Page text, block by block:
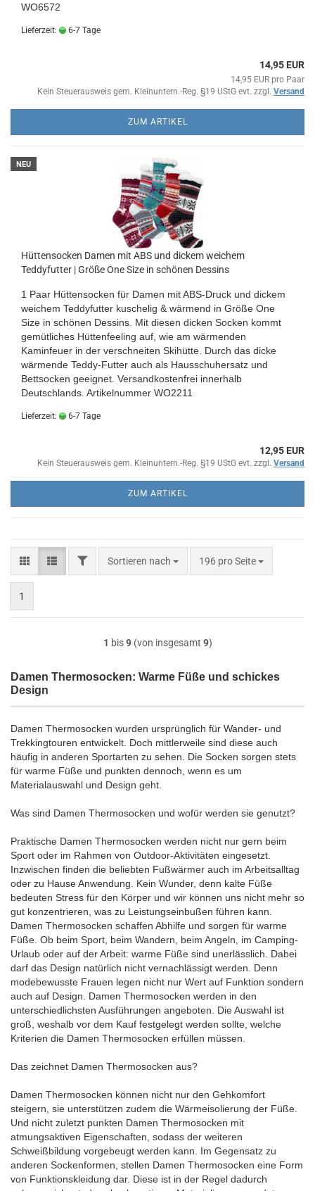
WO6572
Lieferzeit: 6-7 Tage
14,95 EUR
14,95 EUR pro Paar
Kein Steuerausweis gem. Kleinuntern.-Reg. §19 UStG evt. zzgl. Versand
ZUM ARTIKEL
NEU
Hüttensocken Damen mit ABS und dickem weichem
Teddyfutter | Größe One Size in schönen Dessins
1 Paar Hüttensocken für Damen mit ABS-Druck und dickem
weichem Teddyfutter kuschelig & wärmend in Größe One
Size in schönen Dessins. Mit diesen dicken Socken kommt
gemütliches Hüttenfeeling auf, wie am wärmenden
Kaminfeuer in der verschneiten Skihütte. Durch das dicke
wärmende Teddy-Futter auch als Hausschuhersatz und
Bettsocken geeignet. Versandkostenfrei innerhalb
Deutschlands. Artikelnummer WO2211
Lieferzeit: 6-7 Tage
12,95 EUR
Kein Steuerausweis gem. Kleinuntern.-Reg. §19 UStG evt. zzgl. Versand
ZUM ARTIKEL
FILTERSortieren nach
Sortieren nach 196 pro Seite
pro Seite
1
1 bis9(von insgesamt 9)
Damen Thermosocken: Warme Füße und schickes
Design
Damen Thermosocken wurden ursprünglich für Wander- und
Trekkingtouren entwickelt. Doch mittlerweile sind diese auch
häufig in anderen Sportarten zu sehen. Die Socken sorgen stets
für warme Füße und punkten dennoch, wenn es um
Materialauswahl und Design geht.
Was sind Damen Thermosocken und wofür werden sie genutzt?
Praktische Damen Thermosocken werden nicht nur gern beim
Sport oder im Rahmen von Outdoor-Aktivitäten eingesetzt.
Inzwischen finden die beliebten Fußwärmer auch im Arbeitsalltag
oder zu Hause Anwendung. Kein Wunder, denn kalte Füße
bedeuten Stress für den Körper und wir können uns nicht mehr so
gut konzentrieren, was zu Leistungseinbußen führen kann.
Damen Thermosocken schaffen Abhilfe und sorgen für warme
Füße. Ob beim Sport, beim Wandern, beim Angeln, im Camping-
Urlaub oder auf der Arbeit: warme Füße sind unerlässlich. Dabei
darf das Design natürlich nicht vernachlässigt werden. Denn
modebewusste Frauen legen nicht nur Wert auf Funktion sondern
auch auf Design. Damen Thermosocken werden in den
unterschiedlichsten Ausführungen angeboten. Die Auswahl ist
groß, weshalb vor dem Kauf festgelegt werden sollte, welche
Kriterien die Damen Thermosocken erfüllen müssen.
Das zeichnet Damen Thermosocken aus?
Damen Thermosocken können nicht nur den Gehkomfort
steigern, sie unterstützen zudem die Wärmeisolierung der Füße.
Und nicht zuletzt punkten Damen Thermosocken mit
atmungsaktiven Eigenschaften, sodass der weiteren
Schweißbildung vorgebeugt werden kann. Im Gegensatz zu
anderen Sockenformen, stellen Damen Thermosocken eine Form
von Funktionskleidung dar. Diese ist in der Regel dadurch